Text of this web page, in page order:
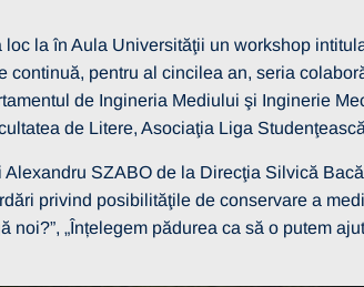
la în Aula Universităţii un workshop
pentru al cincilea an, seria
de Ingineria Mediului şi Inginerie
de Litere, Asociaţia Liga
SZABO de la Direcţia Silvică
privind posibilităţile de conservare a
„Înțelegem pădurea ca să o putem